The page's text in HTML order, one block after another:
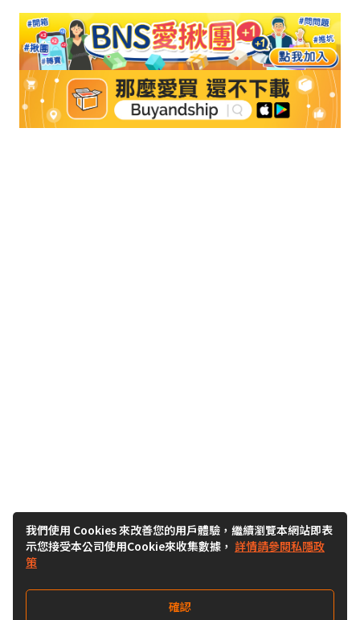
我們使用 Cookies 來改善您的用戶體驗，繼續瀏覽本網站即表
示您接受本公司使用Cookie來收集數據， 詳情請參閱私隱政
策
確認